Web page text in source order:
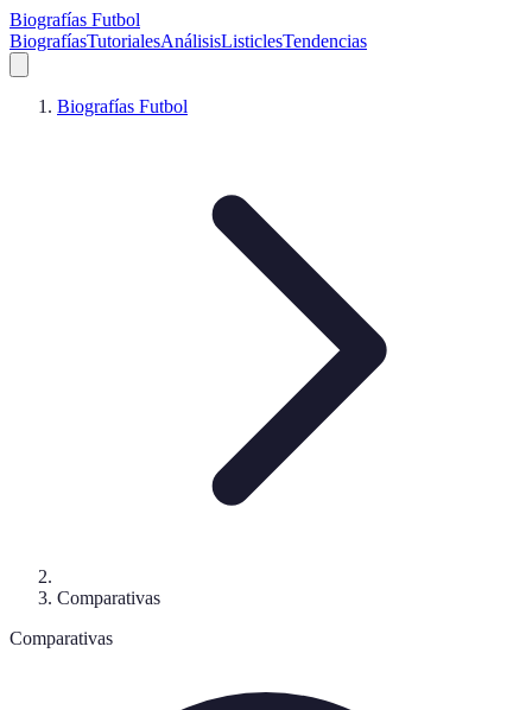
Biografías Futbol
BiografíasTutorialesAnálisisListiclesTendencias
Biografías Futbol
Comparativas
Comparativas